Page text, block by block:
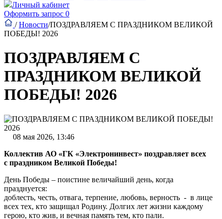
Личный кабинет
Оформить запрос 0
/ Новости/ПОЗДРАВЛЯЕМ С ПРАЗДНИКОМ ВЕЛИКОЙ
ПОБЕДЫ! 2026
ПОЗДРАВЛЯЕМ С
ПРАЗДНИКОМ ВЕЛИКОЙ
ПОБЕДЫ! 2026
08 мая 2026, 13:46
Коллектив АО «ГК «Электронинвест» поздравляет всех
с праздником Великой Победы!
День Победы – поистине величайший день, когда
празднуется:
доблесть, честь, отвага, терпение, любовь, верность - в лице
всех тех, кто защищал Родину. Долгих лет жизни каждому
герою, кто жив, и вечная память тем, кто пали.